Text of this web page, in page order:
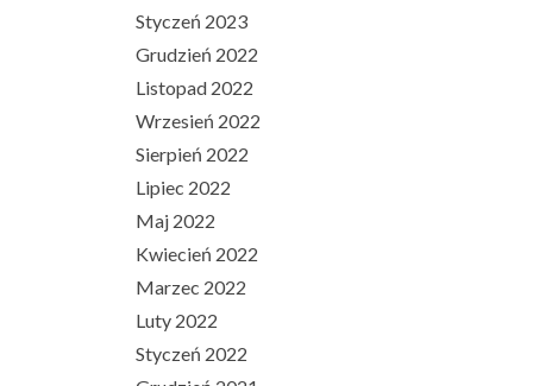
Styczeń 2023
Grudzień 2022
Listopad 2022
Wrzesień 2022
Sierpień 2022
Lipiec 2022
Maj 2022
Kwiecień 2022
Marzec 2022
Luty 2022
Styczeń 2022